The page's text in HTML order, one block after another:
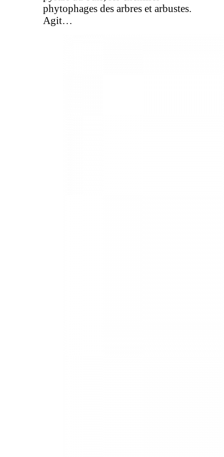
phytophages des arbres et arbustes.
Agit…